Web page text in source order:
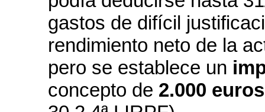
gastos de difícil
rendimiento neto de la
pero se establece un
concepto de 2.000